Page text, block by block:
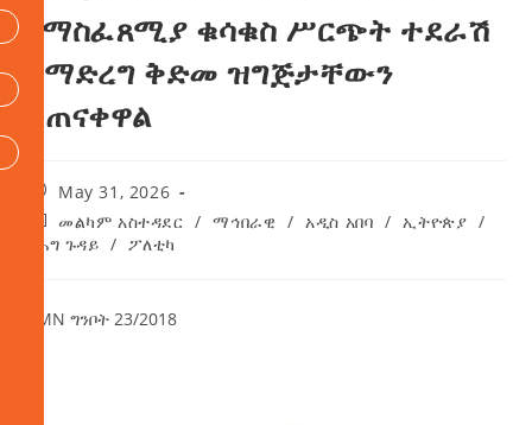
የማስፈጸሚያ ቁሳቁስ ሥርጭት ተደራሽ
በማድረግ ቅድመ ዝግጅታቸውን
አጠናቀዋል
May 31, 2026
መልካም አስተዳደር / ማኅበራዊ / አዲስ አበባ / ኢትዮጵያ /
የሕግ ጉዳይ / ፖለቲካ
AMN ግንቦት 23/2018